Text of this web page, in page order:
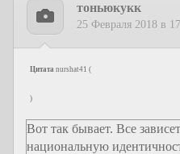
тоньюкукк
25 Февраля 2018 в
Цитата nurshat41 (
)
Вот так бывает. Все
национальную